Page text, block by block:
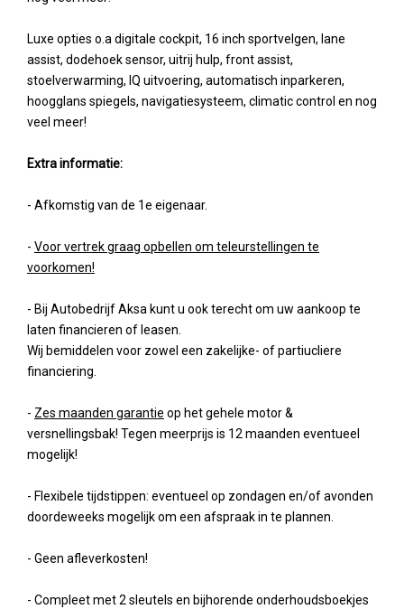
Luxe opties o.a digitale cockpit, 16 inch sportvelgen, lane
assist, dodehoek sensor, uitrij hulp, front assist,
stoelverwarming, IQ uitvoering, automatisch inparkeren,
hoogglans spiegels, navigatiesysteem, climatic control en nog
veel meer!
Extra informatie:
- Afkomstig van de 1e eigenaar.
- Voor vertrek graag opbellen om teleurstellingen te
voorkomen!
- Bij Autobedrijf Aksa kunt u ook terecht om uw aankoop te
laten financieren of leasen.
Wij bemiddelen voor zowel een zakelijke- of partiucliere
financiering.
- Zes maanden garantie op het gehele motor &
versnellingsbak! Tegen meerprijs is 12 maanden eventueel
mogelijk!
- Flexibele tijdstippen: eventueel op zondagen en/of avonden
doordeweeks mogelijk om een afspraak in te plannen.
- Geen afleverkosten!
- Compleet met 2 sleutels en bijhorende onderhoudsboekjes